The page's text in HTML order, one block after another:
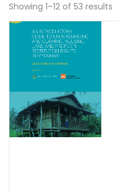
Showing 1–12 of 53 results